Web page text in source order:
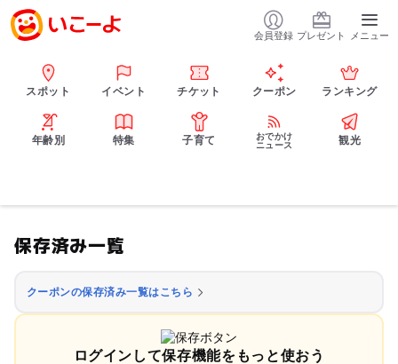
会員登録 プレゼント メニュー
スポット イベント チケット クーポン ランキング
年齢別 特集 子育て
おでかけ
ニュース
観光
保存済み一覧
クーポンの保存済み一覧はこちら
ログインして保存機能をもっと使おう